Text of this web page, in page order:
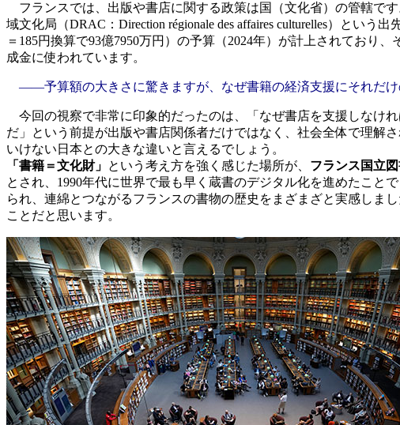
フランスでは、出版や書店に関する政策は国（文化省）の管轄で
域文化局（DRAC：Direction régionale des affaires culturelles）とい
＝185円換算で93億7950万円）の予算（2024年）が計上されており
成金に使われています。
――予算額の大きさに驚きますが、なぜ書籍の経済支援にそれだけ
今回の視察で非常に印象的だったのは、「なぜ書店を支援しなけ
だ」という前提が出版や書店関係者だけではなく、社会全体で理解
いけない日本との大きな違いと言えるでしょう。
「書籍＝文化財」 という考え方を強く感じた場所が、 フランス国立
とされ、1990年代に世界で最も早く蔵書のデジタル化を進めたこと
られ、連綿とつながるフランスの書物の歴史をまざまざと実感しま
ことだと思います。